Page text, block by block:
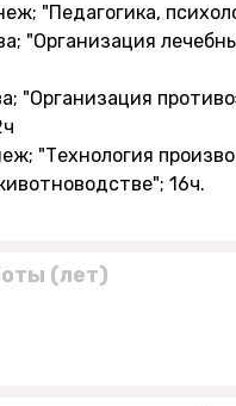
"Педагогика,
"Организация
"Организация
"Технология
16ч.
(лет)